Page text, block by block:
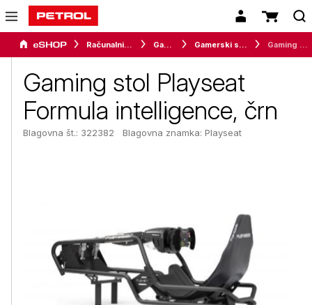
Računalništvo Gaming Gamerski stoli in mize
Gaming stol Playseat
Formula intelligence, črn
Blagovna št.: 322382 Blagovna znamka: Playseat